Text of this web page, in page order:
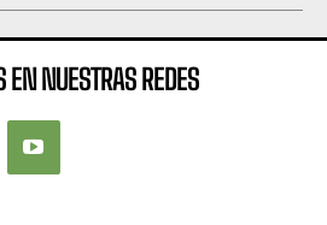
EN NUESTRAS REDES